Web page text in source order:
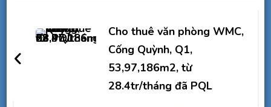
hướng
bài
Cho thuê văn phòng WMC,
Cống Quỳnh, Q1,
53,97,186m2, từ
28.4tr/tháng đã PQL